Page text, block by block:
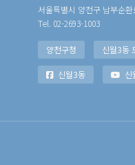
서울특별시 양천구 남부순환
Tel. 02-2693-1003
양천구청 신월3동
신월3동 신